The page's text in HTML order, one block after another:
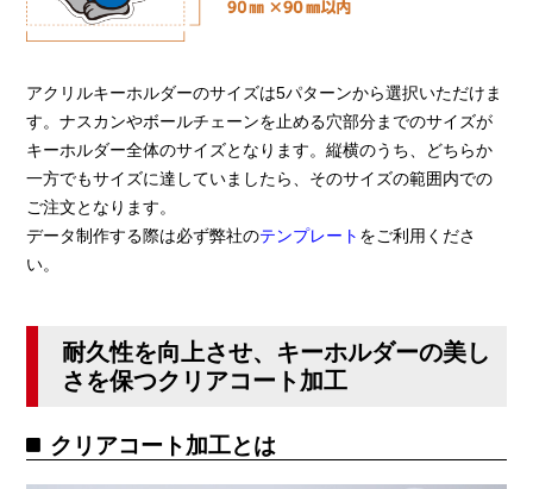
アクリルキーホルダーのサイズは5パターンから選択いただけま
す。ナスカンやボールチェーンを止める穴部分までのサイズが
キーホルダー全体のサイズとなります。縦横のうち、どちらか
一方でもサイズに達していましたら、そのサイズの範囲内での
ご注文となります。
データ制作する際は必ず弊社のテンプレート をご利用くださ
い。
耐久性を向上させ、キーホルダーの美し
さを保つクリアコート加工
クリアコート加工とは